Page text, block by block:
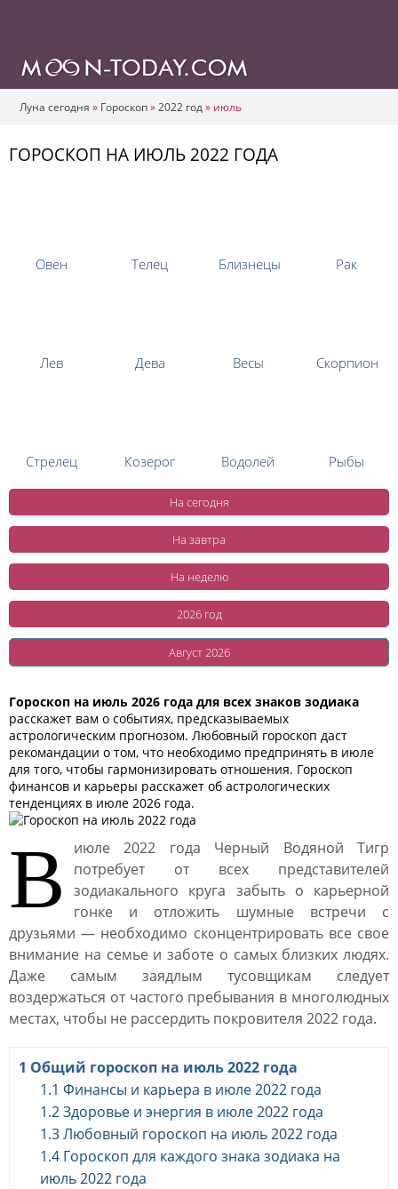
Луна сегодня » Гороскоп»2022 год» июль
ГОРОСКОП НА ИЮЛЬ 2022 ГОДА
Овен Телец Близнецы Рак
Лев Дева Весы Скорпион
Стрелец Козерог Водолей Рыбы
На сегодня
На завтра
На неделю
2026 год
Август 2026
Гороскоп на июль 2026 года для всех знаков зодиака
расскажет вам о событиях, предсказываемых
астрологическим прогнозом. Любовный гороскоп даст
рекомандации о том, что необходимо предпринять в июле
для того, чтобы гармонизировать отношения. Гороскоп
финансов и карьеры расскажет об астрологических
тенденциях в июле 2026 года.
В
июле 2022 года Черный Водяной Тигр
потребует от всех представителей
зодиакального круга забыть о карьерной
гонке и отложить шумные встречи с
друзьями ― необходимо сконцентрировать все свое
внимание на семье и заботе о самых близких людях.
Даже самым заядлым тусовщикам следует
воздержаться от частого пребывания в многолюдных
местах, чтобы не рассердить покровителя 2022 года.
1 Общий гороскоп на июль 2022 года
1.1 Финансы и карьера в июле 2022 года
1.2Здоровье и энергия в июле 2022 года
1.3Любовный гороскоп на июль 2022 года
1.4 Гороскоп для каждого знака зодиака на
июль 2022 года